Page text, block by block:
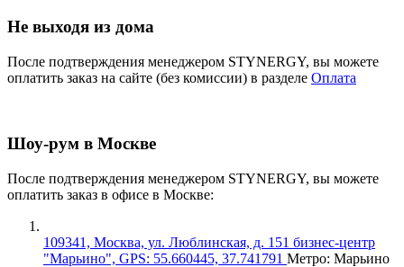
Не выходя из дома
После подтверждения менеджером STYNERGY, вы можете
оплатить заказ на сайте (без комиссии) в разделе Оплата
Шоу-рум в Москве
После подтверждения менеджером STYNERGY, вы можете
оплатить заказ в офисе в Москве:
109341, Москва, ул. Люблинская, д. 151 бизнес-центр
"Марьино", GPS: 55.660445, 37.741791 Метро: Марьино